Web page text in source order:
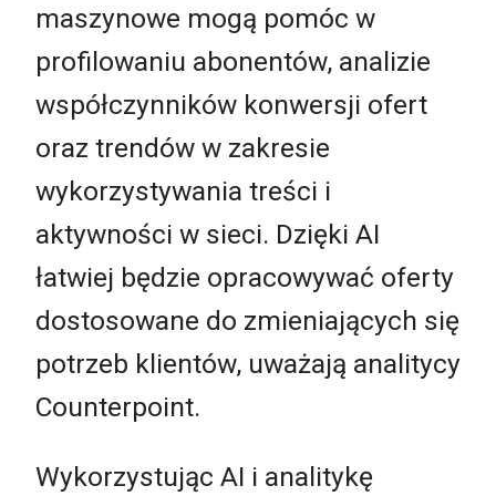
maszynowe mogą pomóc w
profilowaniu abonentów, analizie
współczynników konwersji ofert
oraz trendów w zakresie
wykorzystywania treści i
aktywności w sieci. Dzięki AI
łatwiej będzie opracowywać oferty
dostosowane do zmieniających się
potrzeb klientów, uważają analitycy
Counterpoint.
Wykorzystując AI i analitykę